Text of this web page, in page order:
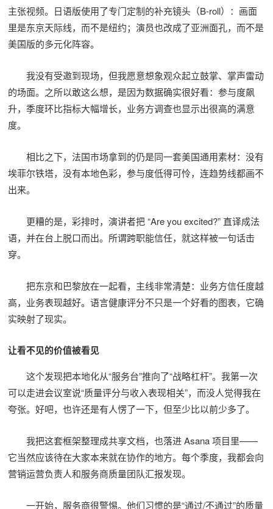
主张视频。日语版使用了专门定制的补充镜头（B-roll）：画面
里是东京天际线，而不是纽约；演员也改成了亚洲面孔，而不是
美国版的多元化阵容。
我没有受邀到现场，但我愿意想象观众起立鼓掌、掌声雷动
的场面。之所以敢这么想，是因为数据确实很好看：参与度飙
升，季度环比指标大幅增长，业务方调查也显示出很高的满意
度。
相比之下，法国市场拿到的仍是同一套美国通用素材：没有
埃菲尔铁塔，没有本地色彩，参与度低得可怜，连趋势线都画不
出来。
更糟的是，彩排时，演讲者把 “Are you excited?” 直译成法
语，并在台上脱口而出。所谓跨职能信任，就这样被一句话击
穿。
把东京和巴黎放在一起看，主线非常清楚：业务方信任度越
高，业务表现越好。语言健康评分不只是一个好看的图表，它确
实映射了现实。
让看不见的价值被看见
这个发现把本地化从“服务台”推向了“战略杠杆”。我第一次
可以走进会议室说“质量评分与收入表现相关”，而没人觉得我在
夸张。好吧，也许还是有人愣了一下，但至少比以前少多了。
我把这套框架整理成共享文档，也落进 Asana 项目里——
它当然应该待在大家本来就在协作的地方。每个季度，我都会向
营销运营负责人和服务商质量团队汇报发现。
一开始，服务商很警惕。他们习惯的是“通过/不通过”的质量